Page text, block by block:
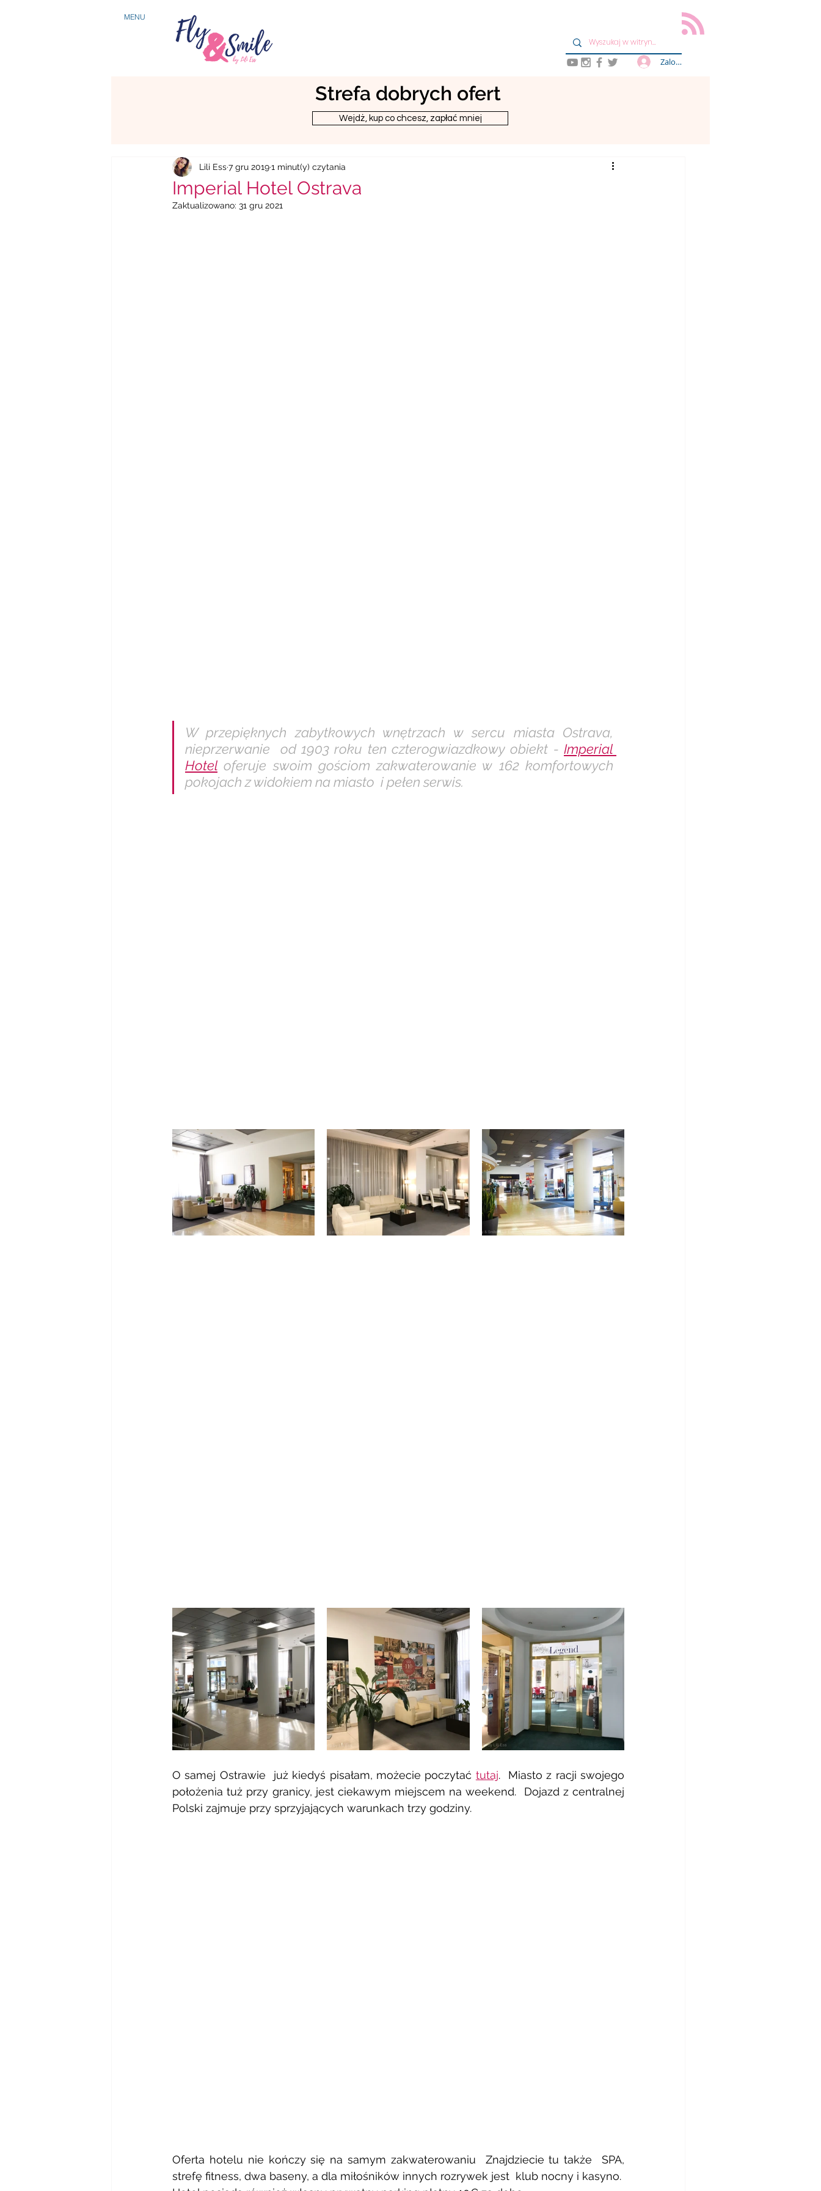
MENU
Zaloguj się
Strefa dobrych ofert
Wejdż, kup co chcesz, zapłać mniej
Imperial Hotel Ostrava
Lili Ess7 gru 20191 minut(y) czytania
Zaktualizowano: 31 gru 2021
W przepięknych zabytkowych wnętrzach w sercu miasta Ostrava,
nieprzerwanie  od 1903 roku ten czterogwiazdkowy obiekt - Imperial
Hotel oferuje swoim gościom zakwaterowanie w 162 komfortowych
pokojach z widokiem na miasto  i pełen serwis.
O samej Ostrawie  już kiedyś pisałam, możecie poczytać tutaj.  Miasto z racji swojego
położenia tuż przy granicy, jest ciekawym miejscem na weekend.  Dojazd z centralnej
Polski zajmuje przy sprzyjających warunkach trzy godziny.
Oferta hotelu nie kończy się na samym zakwaterowaniu  Znajdziecie tu także  SPA,
strefę fitness, dwa baseny, a dla miłośników innych rozrywek jest  klub nocny i kasyno.